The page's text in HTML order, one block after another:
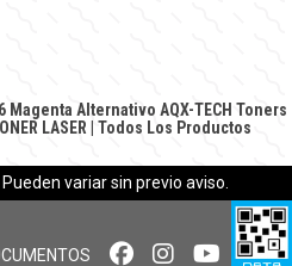
Alternativo AQX-TECH Toners
LASER Todos Los Productos
variar sin previo aviso.